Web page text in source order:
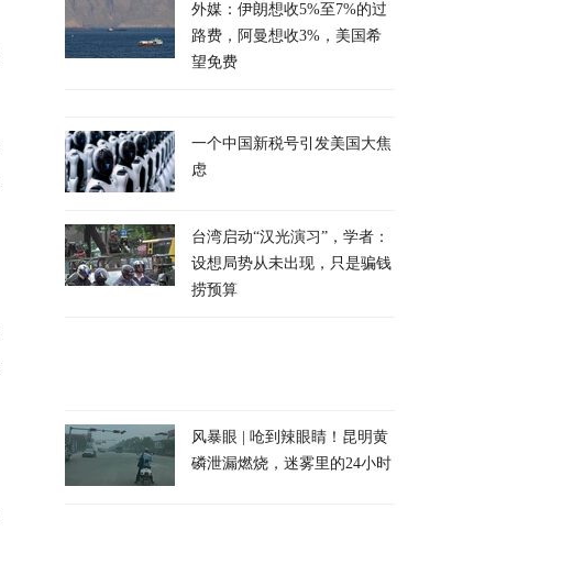
外媒：伊朗想收5%至7%的过
路费，阿曼想收3%，美国希
望免费
一个中国新税号引发美国大焦
虑
台湾启动“汉光演习”，学者：
设想局势从未出现，只是骗钱
捞预算
风暴眼 | 呛到辣眼睛！昆明黄
磷泄漏燃烧，迷雾里的24小时